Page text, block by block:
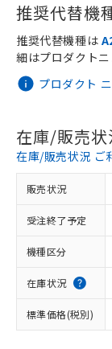
推奨代替機
プロダクト
推奨代替機種は
細はプロダクトニ
在庫/販売状
在庫/販売状況 ご
販売状況
受注終了予定
機種区分
在庫状況
標準価格(税別)